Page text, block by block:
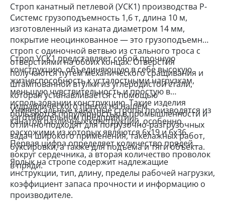
Строп канатный петлевой (УСК1) производства Р-
Системс грузоподъемность 1,6 т, длина 10 м,
изготовленный из каната диаметром 14 мм,
покрытие неоцинкованное — это грузоподъемный
строп c одиночной ветвью из стального троса с
отверстиями на обоих концах. Отверстия
получаются путем механического сращивания и
штампованной втулки из углеродистой стали,
которая устанавливается с помощью
гидравлического пресса на нашем
заготовительном предприятии.
Строп УСК1 представляет собой прочную
конструкцию, объединяющую в себе высокую
жизнеспособность к усталостными нагрузкам,
меньшую чувствительность и простую в
использовании конструкцию. Такие изделия
пользуются популярностью в промышленности и
отлично подходят для погрузочно-разгрузочных
задач широкого применения, такелажных работ,
буксировки, а также для подъема и тяги объекта.
Универсальные канатные стропы производятся из
канатов различных конструкций, особенно
расхожими из которых являются 6x19 и 6x36.
Первая цифра определяет количество прядей
вокруг сердечника, а вторая количество проволок
в пряди.
Ярлык на стропе содержит надлежащие
инструкции, тип, длину, пределы рабочей нагрузки,
коэффициент запаса прочности и информацию о
производителе.